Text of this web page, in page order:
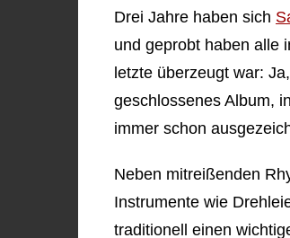
Drei Jahre haben sich
und geprobt haben alle
letzte überzeugt war:
geschlossenes Album,
immer schon
Neben mitreißenden
Instrumente wie
traditionell einen